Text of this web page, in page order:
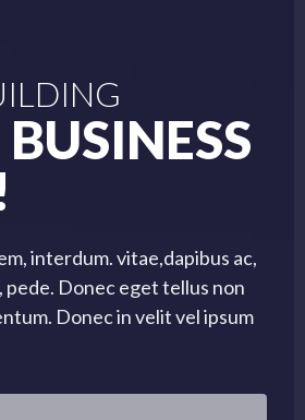
interdum. vitae,dapibus ac,
pede. Donec eget tellus non
Donec in velit vel ipsum